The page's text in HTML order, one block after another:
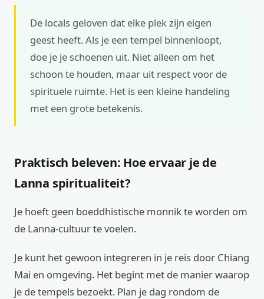
De locals geloven dat elke plek zijn eigen
geest heeft. Als je een tempel binnenloopt,
doe je je schoenen uit. Niet alleen om het
schoon te houden, maar uit respect voor de
spirituele ruimte. Het is een kleine handeling
met een grote betekenis.
Praktisch beleven: Hoe ervaar je de
Lanna spiritualiteit?
Je hoeft geen boeddhistische monnik te worden om
de Lanna-cultuur te voelen.
Je kunt het gewoon integreren in je reis door Chiang
Mai en omgeving. Het begint met de manier waarop
je de tempels bezoekt. Plan je dag rondom de